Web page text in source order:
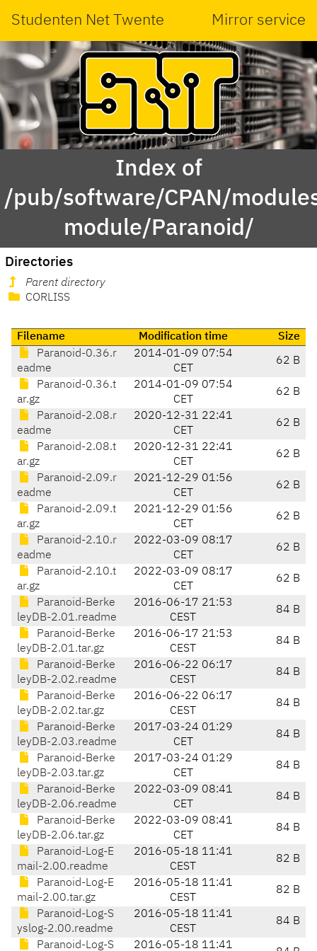
Studenten Net Twente Mirror service
Index of
/pub/software/CPAN/
module/Paranoid/
Directories
Parent directory
CORLISS
Filename Modification time
Size
Paranoid-0.36.r
eadme
2014-01-09 07:54
CET
62 B
Paranoid-0.36.t
ar.gz
2014-01-09 07:54
CET
62 B
Paranoid-2.08.r
eadme
2020-12-31 22:41
CET
62 B
Paranoid-2.08.t
ar.gz
2020-12-31 22:41
CET
62 B
Paranoid-2.09.r
eadme
2021-12-29 01:56
CET
62 B
Paranoid-2.09.t
ar.gz
2021-12-29 01:56
CET
62 B
Paranoid-2.10.r
eadme
2022-03-09 08:17
CET
62 B
Paranoid-2.10.t
ar.gz
2022-03-09 08:17
CET
62 B
Paranoid-Berke
leyDB-2.01.readme
2016-06-17 21:53
CEST
84 B
Paranoid-Berke
leyDB-2.01.tar.gz
2016-06-17 21:53
CEST
84 B
Paranoid-Berke
leyDB-2.02.readme
2016-06-22 06:17
CEST
84 B
Paranoid-Berke
leyDB-2.02.tar.gz
2016-06-22 06:17
CEST
84 B
Paranoid-Berke
leyDB-2.03.readme
2017-03-24 01:29
CET
84 B
Paranoid-Berke
leyDB-2.03.tar.gz
2017-03-24 01:29
CET
84 B
Paranoid-Berke
leyDB-2.06.readme
2022-03-09 08:41
CET
84 B
Paranoid-Berke
leyDB-2.06.tar.gz
2022-03-09 08:41
CET
84 B
Paranoid-Log-E
mail-2.00.readme
2016-05-18 11:41
CEST
82 B
Paranoid-Log-E
mail-2.00.tar.gz
2016-05-18 11:41
CEST
82 B
Paranoid-Log-S
yslog-2.00.readme
2016-05-18 11:41
CEST
84 B
Paranoid-Log-S 2016-05-18 11:41